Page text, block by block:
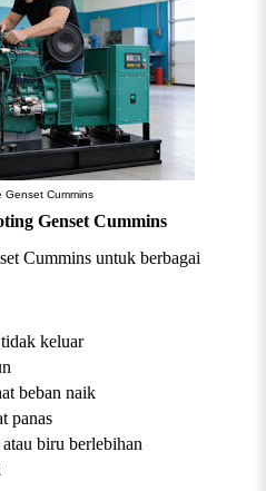
Genset Cummins
Genset Cummins
Cummins untuk berbagai
keluar
beban naik
panas
biru berlebihan